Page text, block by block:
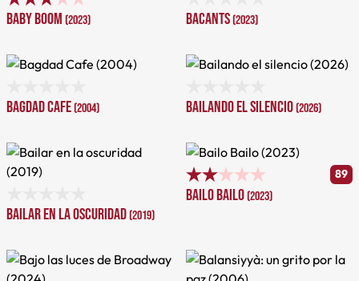
Baby boom (2023) Bacants(2023)
Bagdad Cafe(2004) Bailando el silencio(2026)
Bailar en la oscuridad(2019)
89
Bailo Bailo(2023)